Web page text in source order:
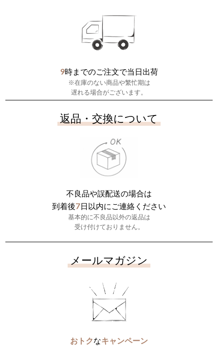
9時までのご注文で当日出荷
※在庫のない商品や繁忙期は
遅れる場合がございます。
返品・交換について
不良品や誤配送の場合は
到着後7日以内にご連絡ください
基本的に不良品以外の返品は
受け付けておりません。
メールマガジン
おトクなキャンペーン